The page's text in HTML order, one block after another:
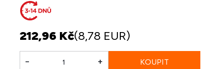
212,96 Kč(8,78 EUR)
- +